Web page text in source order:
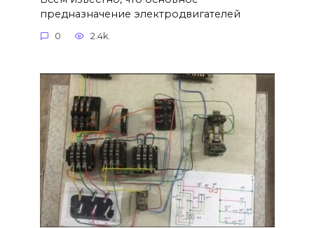
предназначение электродвигателей
0 2.4k.